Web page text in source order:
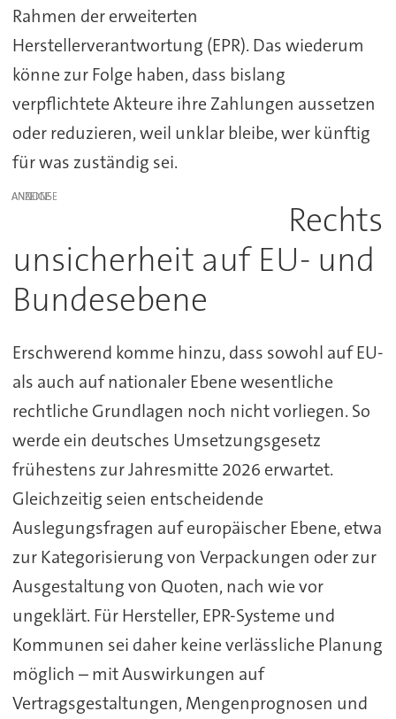
Rahmen der erweiterten
Herstellerverantwortung (EPR). Das wiederum
könne zur Folge haben, dass bislang
verpflichtete Akteure ihre Zahlungen aussetzen
oder reduzieren, weil unklar bleibe, wer künftig
für was zuständig sei.
ANZEIGE
Rechts
unsicherheit auf EU- und
Bundesebene
Erschwerend komme hinzu, dass sowohl auf EU-
als auch auf nationaler Ebene wesentliche
rechtliche Grundlagen noch nicht vorliegen. So
werde ein deutsches Umsetzungsgesetz
frühestens zur Jahresmitte 2026 erwartet.
Gleichzeitig seien entscheidende
Auslegungsfragen auf europäischer Ebene, etwa
zur Kategorisierung von Verpackungen oder zur
Ausgestaltung von Quoten, nach wie vor
ungeklärt. Für Hersteller, EPR-Systeme und
Kommunen sei daher keine verlässliche Planung
möglich – mit Auswirkungen auf
Vertragsgestaltungen, Mengenprognosen und